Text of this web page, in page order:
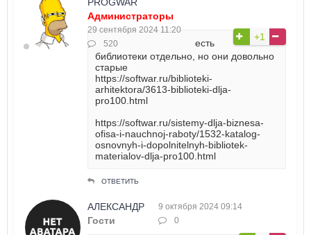
PROGWAR
Администраторы
29 сентября 2024 11:20
520
+1
есть
библиотеки отдельно, но они довольно
старые
https://softwar.ru/biblioteki-
arhitektora/3613-biblioteki-dlja-
pro100.html
https://softwar.ru/sistemy-dlja-biznesa-
ofisa-i-nauchnoj-raboty/1532-katalog-
osnovnyh-i-dopolnitelnyh-bibliotek-
materialov-dlja-pro100.html
ОТВЕТИТЬ
АЛЕКСАНДР
Гости
9 октября 2024 09:14
0